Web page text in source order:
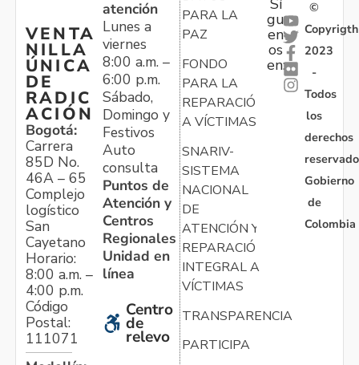
VENTA
NILLA
ÚNICA
DE
RADIC
ACIÓN
Bogotá:
Carrera
85D No.
46A – 65
Complejo
logístico
San
Cayetano
Horario:
8:00 a.m. –
4:00 p.m.
Código
Postal:
111071
atención
Lunes a
viernes
8:00 a.m. –
6:00 p.m.
Sábado,
Domingo y
Festivos
Auto
consulta
Puntos de
Atención y
Centros
Regionales
Unidad en
línea
Centro
de
relevo
PARA LA
PAZ
FONDO
PARA LA
REPARACIÓN
A VÍCTIMAS
SNARIV-
SISTEMA
NACIONAL
DE
ATENCIÓN Y
REPARACIÓN
INTEGRAL A
VÍCTIMAS
TRANSPARENCIA
PARTICIPA
Sí
gu
en
os
en:
©
Copyrigth
2023
-
Todos
los
derechos
Gobierno
de
Colombia